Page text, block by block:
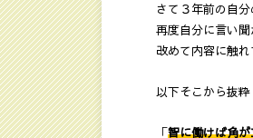
さて３年前の自
再度自分に言い
改めて内容に触
以下そこから抜粋
「智に働けば角